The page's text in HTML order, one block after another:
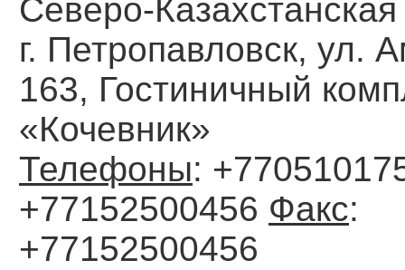
Северо-
г. Петропавловск, ул.
163, Гостиничный
«Кочевник»
Телефоны:
+77152500456 Факс:
+77152500456